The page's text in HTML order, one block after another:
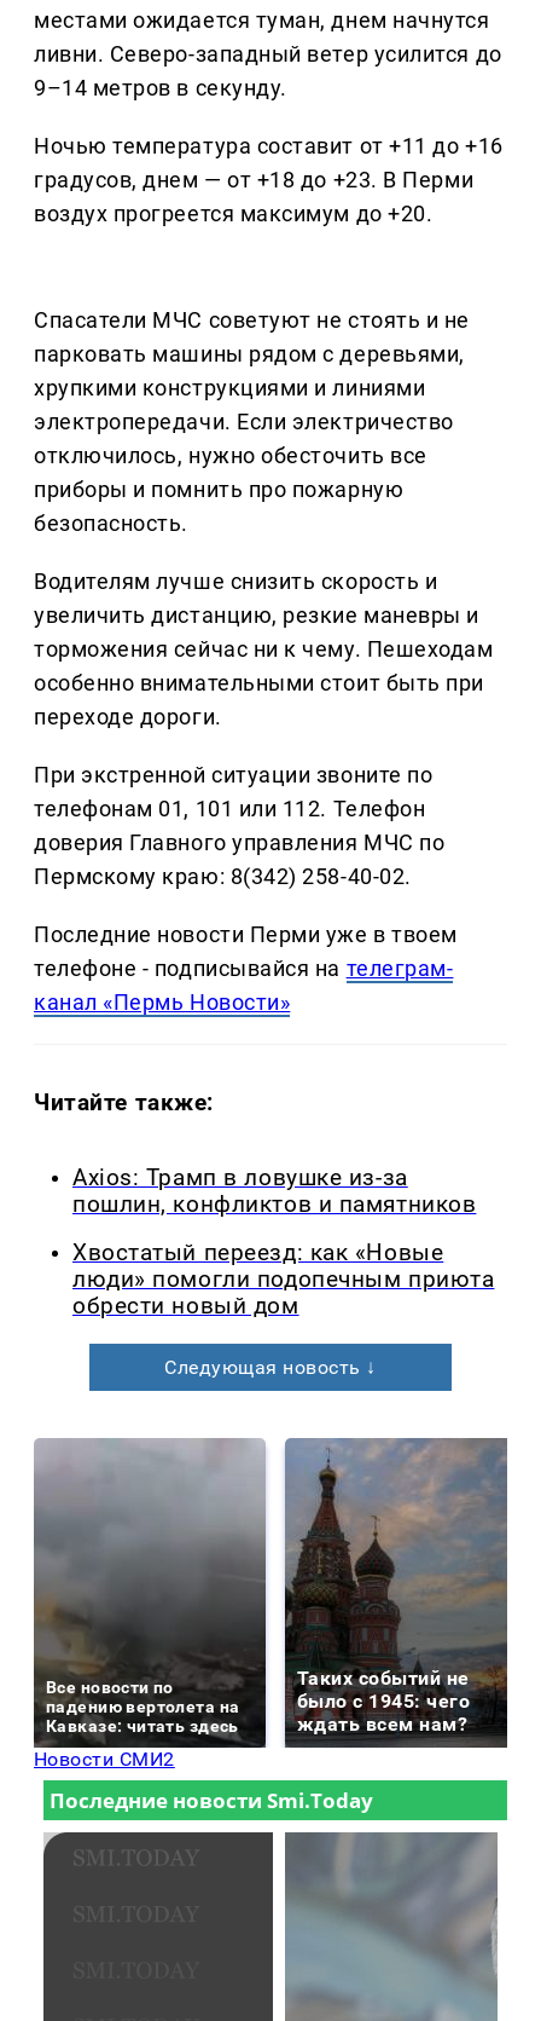
местами ожидается туман, днем начнутся
ливни. Северо-западный ветер усилится до
9–14 метров в секунду.
Ночью температура составит от +11 до +16
градусов, днем — от +18 до +23. В Перми
воздух прогреется максимум до +20.
Спасатели МЧС советуют не стоять и не
парковать машины рядом с деревьями,
хрупкими конструкциями и линиями
электропередачи. Если электричество
отключилось, нужно обесточить все
приборы и помнить про пожарную
безопасность.
Водителям лучше снизить скорость и
увеличить дистанцию, резкие маневры и
торможения сейчас ни к чему. Пешеходам
особенно внимательными стоит быть при
переходе дороги.
При экстренной ситуации звоните по
телефонам 01, 101 или 112. Телефон
доверия Главного управления МЧС по
Пермскому краю: 8(342) 258-40-02.
Последние новости Перми уже в твоем
телефоне - подписывайся на телеграм-
канал «Пермь Новости»
Читайте также:
Axios: Трамп в ловушке из-за
пошлин, конфликтов и памятников
Хвостатый переезд: как «Новые
люди» помогли подопечным приюта
обрести новый дом
Следующая новость ↓
Все новости по
падению вертолета на
Кавказе: читать здесь
Таких событий не
было с 1945: чего
ждать всем нам?
Новости СМИ2